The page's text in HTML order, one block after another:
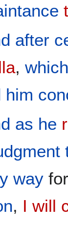
after
,
him
as he
way
, I will